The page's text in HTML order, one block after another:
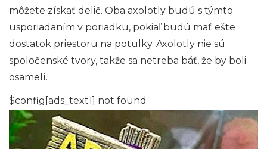
môžete získať delič. Oba axolotly budú s týmto
usporiadaním v poriadku, pokiaľ budú mať ešte
dostatok priestoru na potulky. Axolotly nie sú
spoločenské tvory, takže sa netreba báť, že by boli
osamelí.
$config[ads_text1] not found